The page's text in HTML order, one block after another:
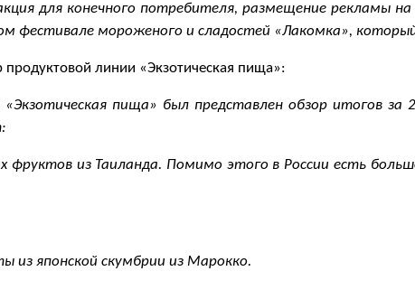
для конечного потребителя, размещение рекламы
фестивале мороженого и сладостей «Лакомка»,
линии «Экзотическая пища»:
пища» был представлен обзор итогов
фруктов из Таиланда. Помимо этого в России есть
из японской скумбрии из Марокко.